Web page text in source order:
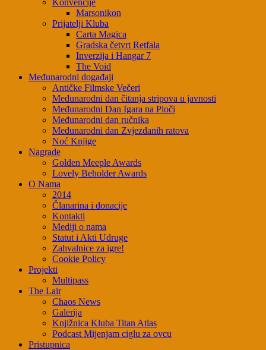
Konvencije
Marsonikon
Prijatelji Kluba
Carta Magica
Gradska četvrt Retfala
Inverzija i Hangar 7
The Void
Međunarodni događaji
Antičke Filmske Večeri
Međunarodni dan čitanja stripova u javnosti
Međunarodni Dan Igara na Ploči
Međunarodni dan ručnika
Međunarodni dan Zvjezdanih ratova
Noć Knjige
Nagrade
Golden Meeple Awards
Lovely Beholder Awards
O Nama
2014
Članarina i donacije
Kontakti
Mediji o nama
Statut i Akti Udruge
Zahvalnice za igre!
Cookie Policy
Projekti
Multipass
The Lair
Chaos News
Galerija
Knjižnica Kluba Titan Atlas
Podcast Mijenjam ciglu za ovcu
Pristupnica